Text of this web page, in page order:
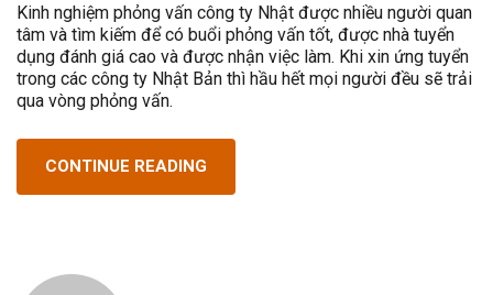
Kinh nghiệm phỏng vấn công ty Nhật được nhiều người quan
tâm và tìm kiếm để có buổi phỏng vấn tốt, được nhà tuyển
dụng đánh giá cao và được nhận việc làm. Khi xin ứng tuyển
trong các công ty Nhật Bản thì hầu hết mọi người đều sẽ trải
qua vòng phỏng vấn.
CONTINUE READING